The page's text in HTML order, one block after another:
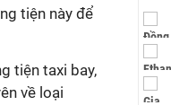
tiện này để
tiện taxi bay,
về loại